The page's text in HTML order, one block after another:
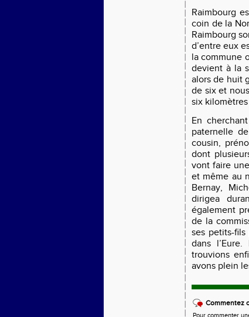
Raimbourg
coin de la
Raimbourg
d’entre eux
la commune
devient à la
alors de huit
de six et
six kilomètres
En
paternelle
cousin,
dont
vont faire
et même au
Bernay,
dirigea
également
de la
ses petits-
dans
trouvions
avons plein
Commentez